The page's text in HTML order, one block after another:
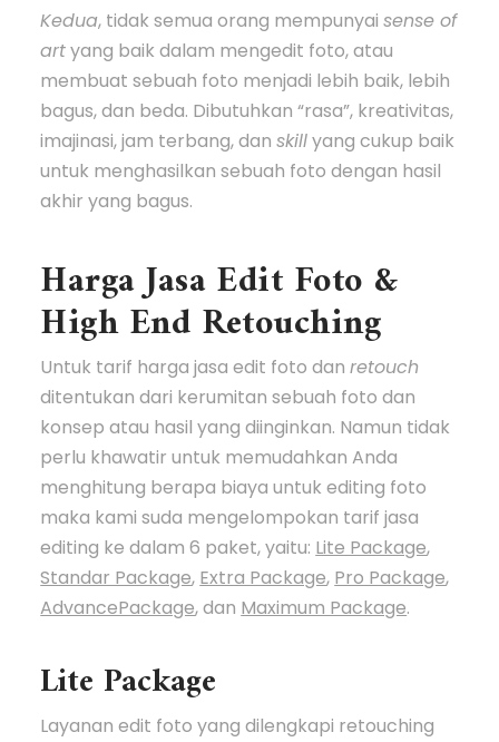
Kedua, tidak semua orang mempunyaisense of
artyang baik dalam mengedit foto, atau
membuat sebuah foto menjadi lebih baik, lebih
bagus, dan beda. Dibutuhkan “rasa”, kreativitas,
imajinasi, jam terbang, danskillyang cukup baik
untuk menghasilkan sebuah foto dengan hasil
akhir yang bagus.
Harga Jasa Edit Foto &
High End Retouching
Untuk tarif harga jasa edit foto danretouch
ditentukan dari kerumitan sebuah foto dan
konsep atau hasil yang diinginkan. Namun tidak
perlu khawatir untuk memudahkan Anda
menghitung berapa biaya untuk editing foto
maka kami suda mengelompokan tarif jasa
editing ke dalam 6 paket, yaitu: Lite Package,
Standar Package, Extra Package, Pro Package,
AdvancePackage, dan Maximum Package.
Lite Package
Layanan edit foto yang dilengkapi retouching